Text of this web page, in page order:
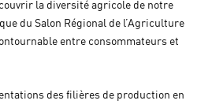
la diversité agricole de notre
du Salon Régional de l’Agriculture
entre consommateurs et
des filières de production en